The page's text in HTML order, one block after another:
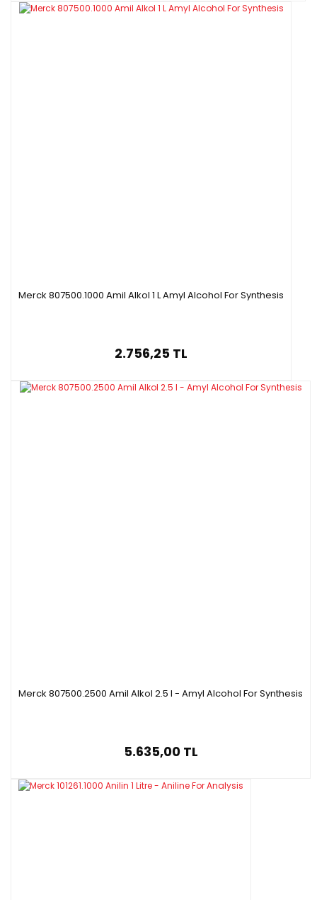
Merck 807500.1000 Amil Alkol 1 L Amyl Alcohol For Synthesis
2.756,25 TL
Merck 807500.2500 Amil Alkol 2.5 l - Amyl Alcohol For Synthesis
5.635,00 TL